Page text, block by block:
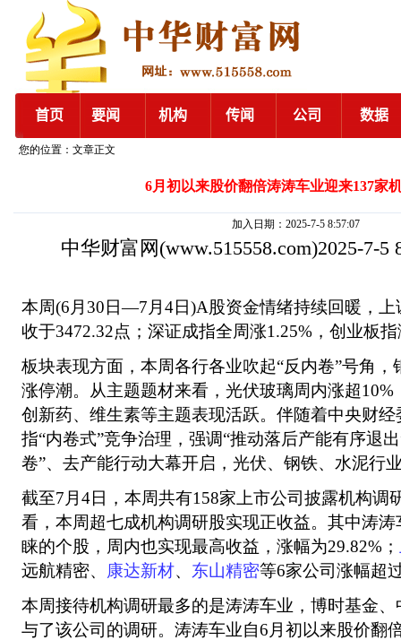
您的位置：文章正文
6月初以来股价翻倍涛涛车业迎来137家
加入日期：2025-7-5 8:57:07
中华财富网 (www.515558.com)2025-7-5
本周(6月30日—7月4日)A股资金情绪持续回暖，上
收于3472.32点；深证成指全周涨1.25%，创业板
板块表现方面，本周各行各业吹起“反内卷”号角
涨停潮。从主题题材来看，光伏玻璃周内涨超10%
创新药、维生素等主题表现活跃。伴随着中央财
指“内卷式”竞争治理，强调“推动落后产能有序退
卷”、去产能行动大幕开启，光伏、钢铁、水泥行
截至7月4日，本周共有158家上市公司披露机构调
看，本周超七成机构调研股实现正收益。其中涛
睐的个股，周内也实现最高收益，涨幅为29.82%；
远航精密、 康达新材、 东山精密等6家公司涨幅超
本周接待机构调研最多的是涛涛车业，博时基金
与了该公司的调研。涛涛车业自6月初以来股价翻